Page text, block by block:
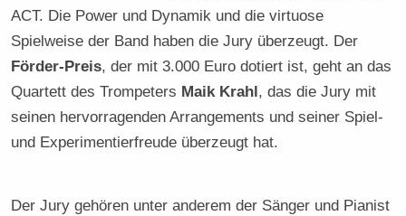
ACT. Die Power und Dynamik und die virtuose
Spielweise der Band haben die Jury überzeugt. Der
Förder-Preis, der mit 3.000 Euro dotiert ist, geht an das
Quartett des Trompeters Maik Krahl, das die Jury mit
seinen hervorragenden Arrangements und seiner Spiel-
und Experimentierfreude überzeugt hat.
Der Jury gehören unter anderem der Sänger und Pianist